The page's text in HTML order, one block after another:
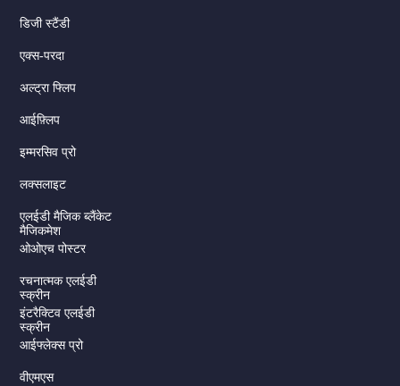
डिजी स्टैंडी
एक्स-परदा
अल्ट्रा फ्लिप
आईफ़्लिप
इम्मरसिव प्रो
लक्सलाइट
एलईडी मैजिक ब्लैंकेट
मैजिकमेश
ओओएच पोस्टर
रचनात्मक एलईडी
स्क्रीन
इंटरैक्टिव एलईडी
स्क्रीन
आईफ्लेक्स प्रो
वीएमएस